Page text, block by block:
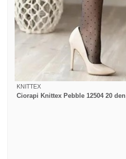
KNITTEX
Ciorapi Knittex Pebble 12504 20 den